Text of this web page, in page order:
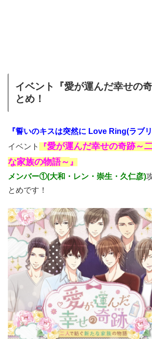
イベント『愛が運んだ幸せの
とめ！
『誓いのキスは突然に Love Ring(ラブリ
イベント
『愛が運んだ幸せの奇跡～
な家族の物語～ 』
メンバー①(大和・レン・崇生・久仁彦)
とめです！